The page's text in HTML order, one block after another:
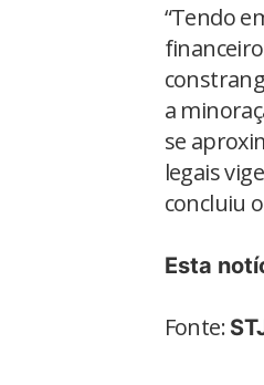
“Tendo
a
se
legais
concluiu
Esta
Fonte: